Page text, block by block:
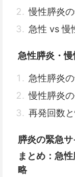
慢性膵炎
急性 vs 慢
急性膵炎・
急性膵炎
慢性膵炎
再発回数
膵炎の緊急
まとめ：急
略